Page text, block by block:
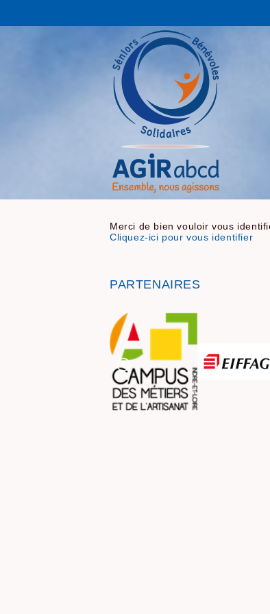
Merci de bien vouloir vous
Cliquez-ici pour vous identifier
PARTENAIRES